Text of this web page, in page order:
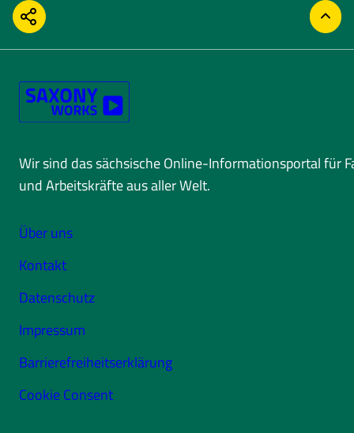
TEILEN
Wir sind das sächsische Online-Informationsportal für
und Arbeitskräfte aus aller Welt.
Über uns
Kontakt
Datenschutz
Impressum
Barrierefreiheitserklärung
Cookie Consent